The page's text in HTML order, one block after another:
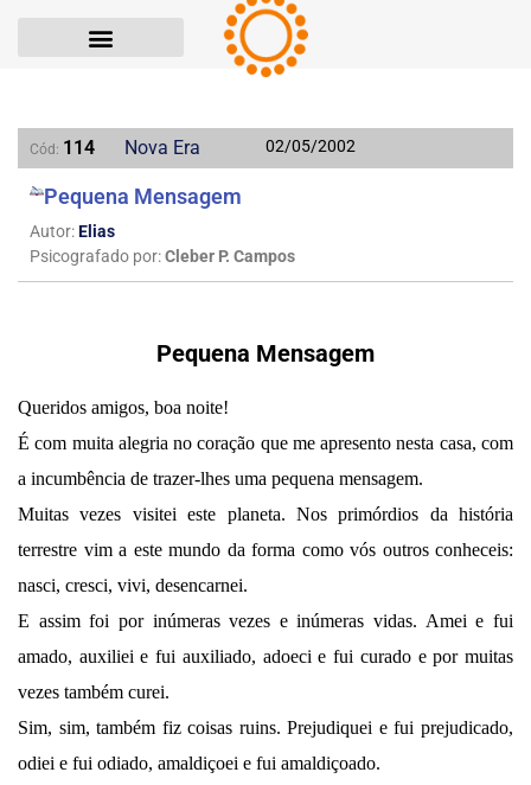
Cód: 114 Nova Era 02/05/2002
Pequena Mensagem
Autor:Elias
Psicografado por:Cleber P. Campos
Pequena Mensagem
Queridos amigos, boa noite!
É com muita alegria no coração que me apresento nesta casa, com
a incumbência de trazer-lhes uma pequena mensagem.
Muitas vezes visitei este planeta. Nos primórdios da história
terrestre vim a este mundo da forma como vós outros conheceis:
nasci, cresci, vivi, desencarnei.
E assim foi por inúmeras vezes e inúmeras vidas. Amei e fui
amado, auxiliei e fui auxiliado, adoeci e fui curado e por muitas
vezes também curei.
Sim, sim, também fiz coisas ruins. Prejudiquei e fui prejudicado,
odiei e fui odiado, amaldiçoei e fui amaldiçoado.